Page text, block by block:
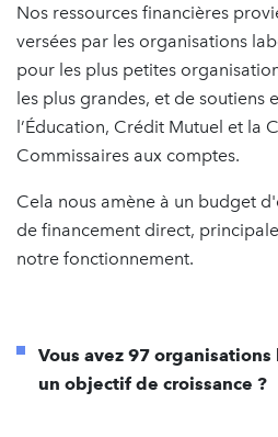
Nos ressources financières
versées par les organisations
pour les plus petites
les plus grandes, et de soutiens
l’Éducation, Crédit Mutuel et la
Commissaires aux comptes.
Cela nous amène à un budget
de financement direct,
notre fonctionnement.
Vous avez 97
un objectif de croissance ?